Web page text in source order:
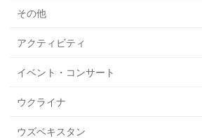
その他
アクティビティ
イベント・コンサート
ウクライナ
ウズベキスタン